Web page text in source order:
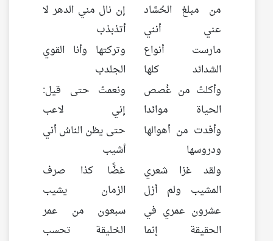
من مبلغ الحُسَّاد
عني أنني
إن نال مني الدهر لا
أتذبذب
مارست أنواع
الشدائد كلها
وتركتها وأنا القوي
الجلدب
وأكلتُ من غُصص
الحياة موائدا
ونعمتُ حتى قيل:
إني لاعب
وأفدت من أهوالها
ودروسها
حتى يظن الناسُ أني
أشيب
ولقد غزا شعري
المشيب ولم أزل
غضًّا كذا صرف
الزمان يشيب
عشرون عمري في
الحقيقة إنما
سبعون من عمر
الخليقة تحسب